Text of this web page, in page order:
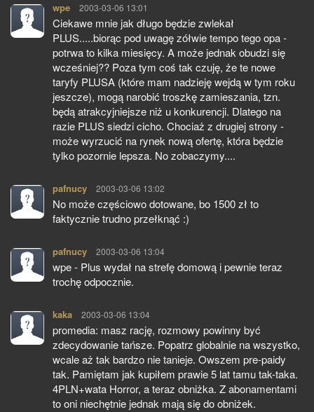
wpe pisze:
2003-03-06 13:01
Ciekawe mnie jak długo będzie zwlekał
PLUS.....biorąc pod uwagę zółwie tempo tego opa -
potrwa to kilka miesięcy. A może jednak obudzi się
wcześniej?? Poza tym coś tak czuję, że te nowe
taryfy PLUSA (które mam nadzieję wejdą w tym roku
jeszcze), mogą narobić troszkę zamieszania, tzn.
będą atrakcyjniejsze niż u konkurencji. Dlatego na
razie PLUS siedzi cicho. Chociaż z drugiej strony -
może wyrzucić na rynek nową ofertę, która będzie
tylko pozornie lepsza. No zobaczymy....
pafnucy pisze:
2003-03-06 13:02
No może częściowo dotowane, bo 1500 zł to
faktycznie trudno przełknąć :)
pafnucy pisze:
2003-03-06 13:04
wpe - Plus wydał na strefę domową i pewnie teraz
trochę odpocznie.
kaka pisze:
2003-03-06 13:04
promedia: masz rację, rozmowy powinny być
zdecydowanie tańsze. Popatrz globalnie na wszystko,
wcale aż tak bardzo nie tanieje. Owszem pre-paidy
tak. Pamiętam jak kupiłem prawie 5 lat tamu tak-taka.
4PLN+wata Horror, a teraz obniżka. Z abonamentami
to oni niechętnie jednak mają się do obniżek.